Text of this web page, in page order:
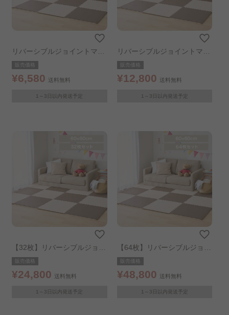
リバーシブルジョイントマッ
ト60cm 9枚 モカブラウン／
ベージュ
販売価格
¥6,580 送料無料
1～3日以内発送予定
リバーシブルジョイントマッ
ト60cm 16枚 モカブラウン／
ベージュ
販売価格
¥12,800 送料無料
1～3日以内発送予定
【32枚】リバーシブルジョイ
ントマット60cm 16枚 ×2個
モカブラウン／ベージュ
販売価格
¥24,800 送料無料
1～3日以内発送予定
【64枚】リバーシブルジョイ
ントマット60cm 16枚 ×4個
モカブラウン／ベージュ
販売価格
¥48,800 送料無料
1～3日以内発送予定